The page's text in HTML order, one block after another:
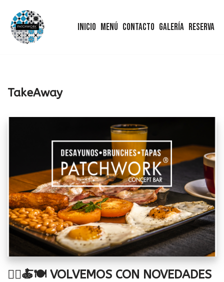
Saltar
Inicio Menú Contacto Galería Reserva
TakeAway
🚴‍♂️🍝🍽️ VOLVEMOS CON NOVEDADES